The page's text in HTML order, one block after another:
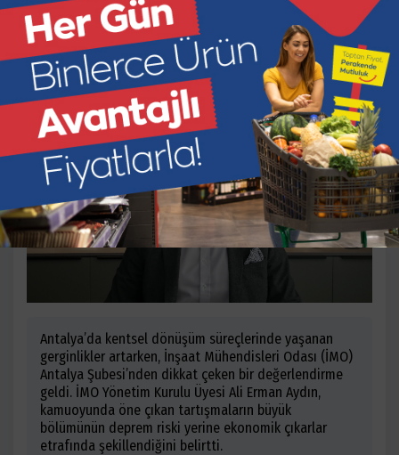
Öncelik ‘Kazanç’ Değil ‘Güvenlik’
Olmalı
Ana Sayfa Gündem
Antalya’da kentsel dönüşüm süreçlerinde yaşanan
gerginlikler artarken, İnşaat Mühendisleri Odası (İMO)
Antalya Şubesi’nden dikkat çeken bir değerlendirme
geldi. İMO Yönetim Kurulu Üyesi Ali Erman Aydın,
kamuoyunda öne çıkan tartışmaların büyük
bölümünün deprem riski yerine ekonomik çıkarlar
etrafında şekillendiğini belirtti.